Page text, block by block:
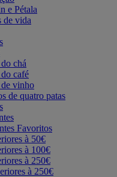
e Pétala
de vida
chá
café
de vinho
de quatro patas
Favoritos
à 50€
à 100€
à 250€
à 250€